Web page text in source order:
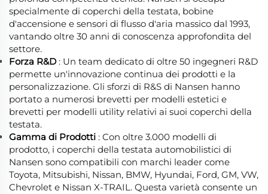
specialmente di coperchi della testata, bobine
d'accensione e sensori di flusso d'aria massico dal 1993,
vantando oltre 30 anni di conoscenza approfondita del
settore.
Forza R&D : Un team dedicato di oltre 50 ingegneri R&D
permette un'innovazione continua dei prodotti e la
personalizzazione. Gli sforzi di R&S di Nansen hanno
portato a numerosi brevetti per modelli estetici e
brevetti per modelli utility relativi ai suoi coperchi della
testata.
Gamma di Prodotti : Con oltre 3.000 modelli di
prodotto, i coperchi della testata automobilistici di
Nansen sono compatibili con marchi leader come
Toyota, Mitsubishi, Nissan, BMW, Hyundai, Ford, GM, VW,
Chevrolet e Nissan X-TRAIL. Questa varietà consente un